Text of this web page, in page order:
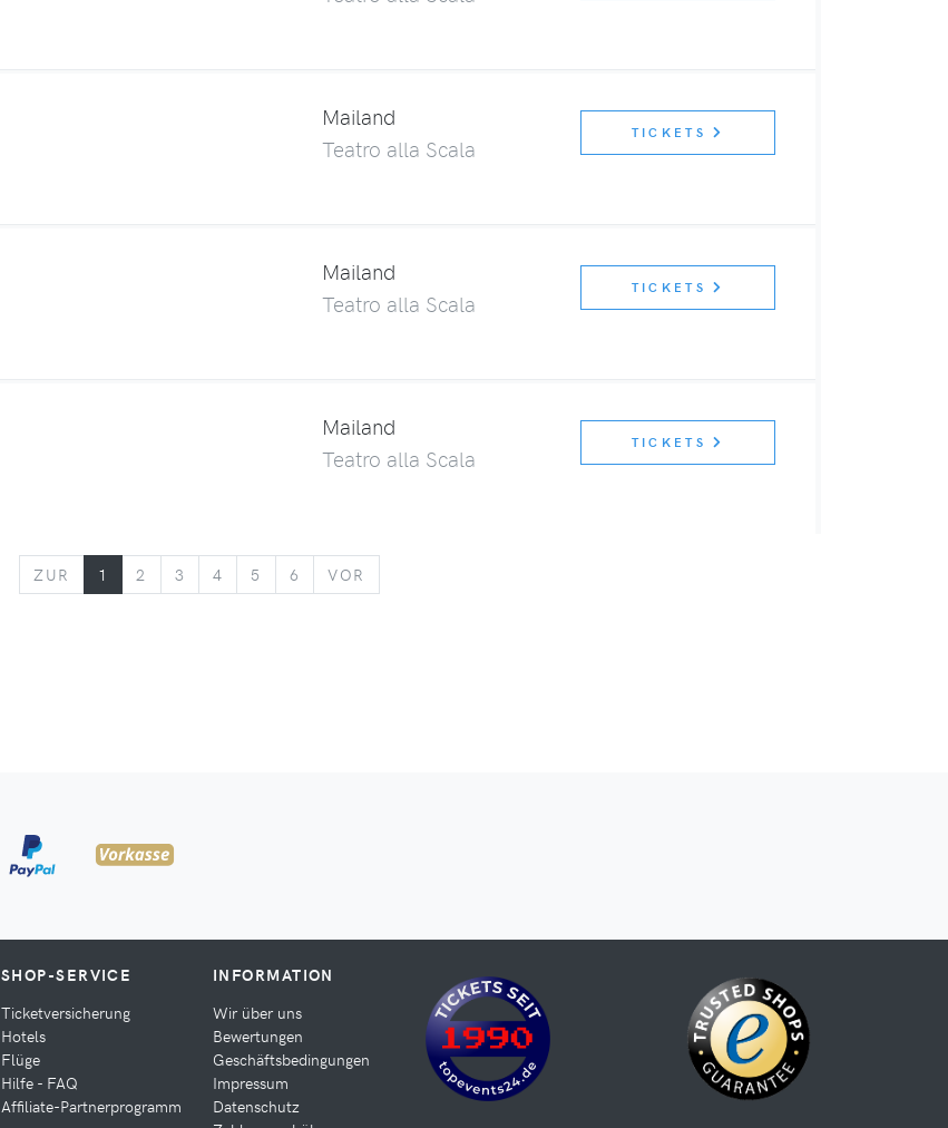
Mailand
Teatro alla Scala
TICKETS
Mailand
Teatro alla Scala
TICKETS
Mailand
Teatro alla Scala
TICKETS
ZUR ZURÜCK
1 2 3 4 5 6 VOR
SHOP-SERVICE
Ticketversicherung
Hotels
Flüge
Hilfe - FAQ
Affiliate-Partnerprogramm
INFORMATION
Wir über uns
Bewertungen
Geschäftsbedingungen
Impressum
Datenschutz